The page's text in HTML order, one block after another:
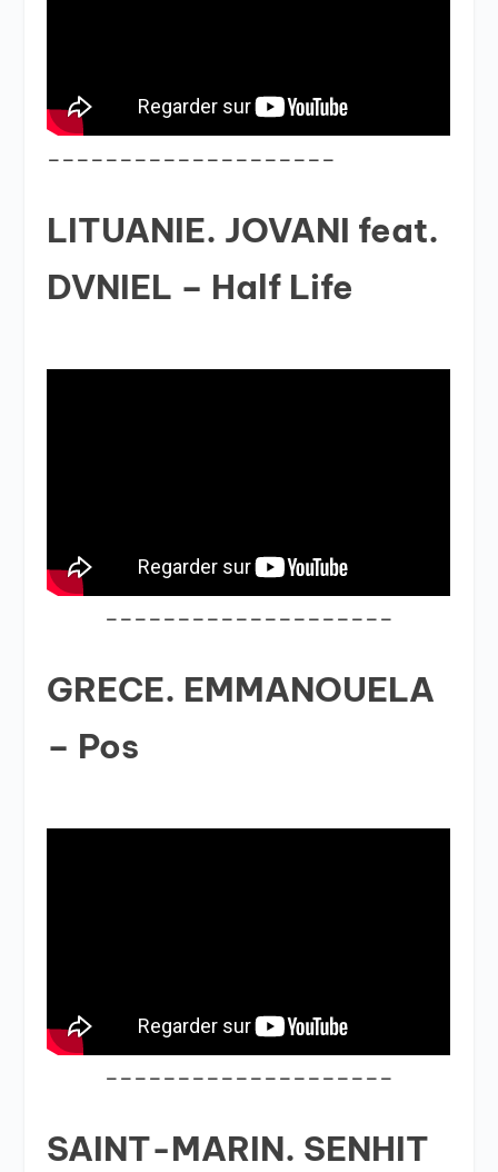
____________________
LITUANIE. JOVANI feat.
DVNIEL – Half Life
____________________
GRECE. EMMANOUELA
– Pos
____________________
SAINT-MARIN. SENHIT